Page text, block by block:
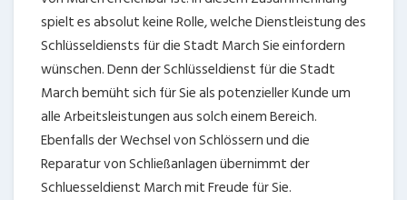
spielt es absolut keine Rolle, welche Dienstleistung des
Schlüsseldiensts für die Stadt March Sie einfordern
wünschen. Denn der Schlüsseldienst für die Stadt
March bemüht sich für Sie als potenzieller Kunde um
alle Arbeitsleistungen aus solch einem Bereich.
Ebenfalls der Wechsel von Schlössern und die
Reparatur von Schließanlagen übernimmt der
Schluesseldienst March mit Freude für Sie.